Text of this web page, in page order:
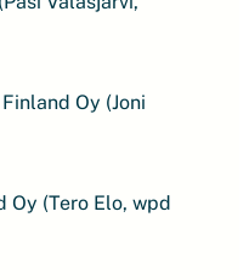
Oy (Joni
Oy (Tero Elo, wpd